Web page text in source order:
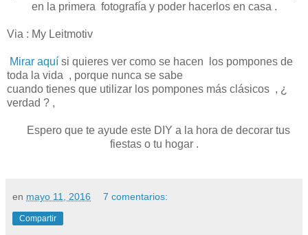
en la primera fotografía y poder hacerlos en casa .
Via : My Leitmotiv
Mirar aquí si quieres ver como se hacen los pompones de
toda la vida , porque nunca se sabe
cuando tienes que utilizar los pompones más clásicos , ¿
verdad ? ,
Espero que te ayude este DIY a la hora de decorar tus
fiestas o tu hogar .
en mayo 11, 2016 7 comentarios:
Compartir